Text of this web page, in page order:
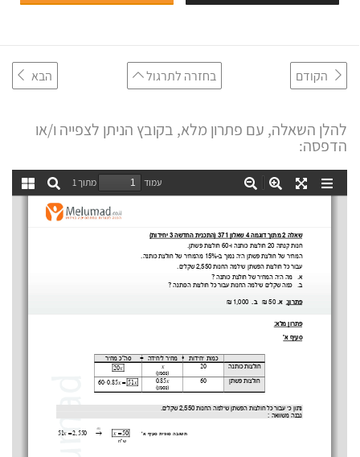
הקודם בחזרה לתרגול הבא
להלן השאלה, עם פתרון מלא, בקובץ הניתן לצפייה ו/או
הדפסה: